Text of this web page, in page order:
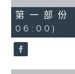
56
minutes,
9
seconds
第一部
06:00)